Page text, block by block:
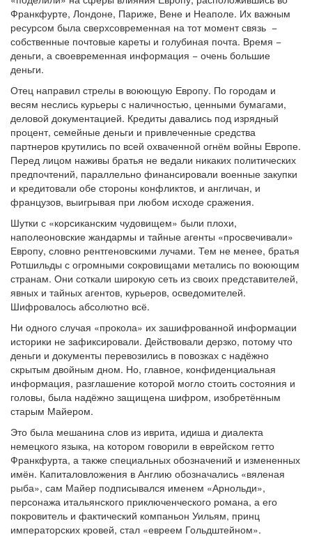
Франкфурте, Лондоне, Париже, Вене и Неаполе. Их важным
ресурсом была сверхсовременная на тот момент связь −
собственные почтовые кареты и голубиная почта. Время −
деньги, а своевременная информация − очень большие
деньги.
Отец направил стрелы в воюющую Европу. По городам и
весям неслись курьеры с наличностью, ценными бумагами,
деловой документацией. Кредиты давались под изрядный
процент, семейные деньги и привлеченные средства
партнеров крутились по всей охваченной огнём войны Европе.
Перед лицом наживы братья не ведали никаких политических
предпочтений, параллельно финансировали военные закупки
и кредитовали обе стороны конфликтов, и англичан, и
французов, выигрывая при любом исходе сражения.
Шутки с «корсиканским чудовищем» были плохи,
наполеоновские жандармы и тайные агенты «просвечивали»
Европу, словно рентгеновскими лучами. Тем не менее, братья
Ротшильды с огромными сокровищами метались по воюющим
странам. Они соткали широкую сеть из своих представителей,
явных и тайных агентов, курьеров, осведомителей.
Шифровалось абсолютно всё.
Ни одного случая «прокола» их зашифрованной информации
историки не зафиксировали. Действовали дерзко, потому что
деньги и документы перевозились в повозках с надёжно
скрытым двойным дном. Но, главное, конфиденциальная
информация, разглашение которой могло стоить состояния и
головы, была надёжно защищена шифром, изобретённым
старым Майером.
Это была мешанина слов из иврита, идиша и диалекта
немецкого языка, на котором говорили в еврейском гетто
Франкфурта, а также специальных обозначений и измененных
имён. Капиталовложения в Англию обозначались «вяленая
рыба», сам Майер подписывался именем «Арнольди»,
персонажа итальянского приключенческого романа, а его
покровитель и фактический компаньон Уильям, принц
императорских кровей, стал «евреем Гольдштейном».